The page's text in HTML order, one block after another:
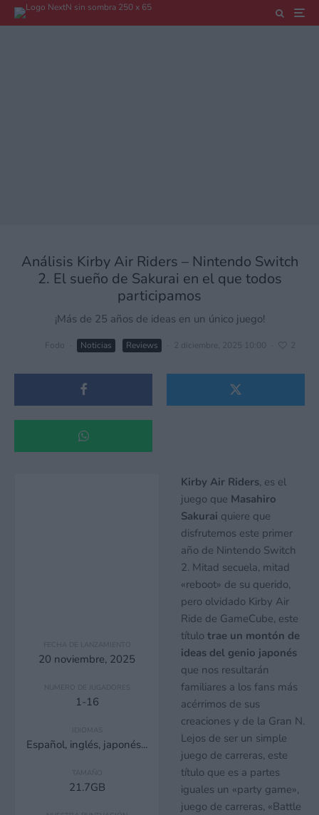
Análisis Kirby Air Riders – Nintendo Switch
2. El sueño de Sakurai en el que todos
participamos
¡Más de 25 años de ideas en un único juego!
Fodo Noticias Reviews 2 diciembre, 2025 10:00 2
FECHA DE LANZAMIENTO
20 noviembre, 2025
NUMERO DE JUGADORES
1-16
IDIOMAS
Español, inglés, japonés...
TAMAÑO
21.7GB
Kirby Air Riders, es el
juego que Masahiro
Sakurai quiere que
disfrutemos este primer
año de Nintendo Switch
2. Mitad secuela, mitad
«reboot» de su querido,
pero olvidado Kirby Air
Ride de GameCube, este
título trae un montón de
ideas del genio japonés
que nos resultarán
familiares a los fans más
acérrimos de sus
creaciones y de la Gran N.
Lejos de ser un simple
juego de carreras, este
título que es a partes
iguales un «party game»,
juego de carreras, «Battle